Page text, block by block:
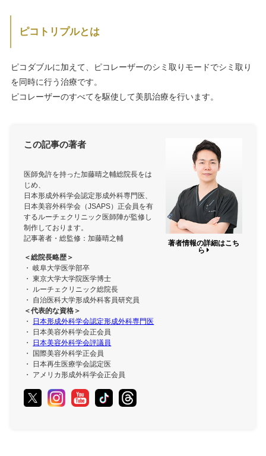
ピコトリプルとは
ピコダブルに加えて、ピコレーザーのシミ取りモードでシミ取り
を同時に行う治療です。
ピコレーザーのすべてを駆使して美肌治療を行います。
著者情報の詳細はこち
ら
この記事の著者
医師免許を持った加藤晴之輔総院長をは
じめ、
日本形成外科学会認定形成外科専門医、
日本美容外科学会（JSAPS）正会員を有
するルーチェクリニック医師陣が監修し
制作しております。
記事著者・総監修：加藤晴之輔
＜総院長略歴＞
・ 岐阜大学医学部卒
・ 東京大学大学院医学博士
・ ルーチェクリニック総院長
・ 自治医科大学形成外科客員研究員
＜代表的な資格＞
・
日本形成外科学会認定形成外科専門医
・ 日本美容外科学会正会員
・
日本美容外科学会評議員
・ 国際美容外科学正会員
・ 日本再生医療学会認定医
・ アメリカ形成外科学会正会員